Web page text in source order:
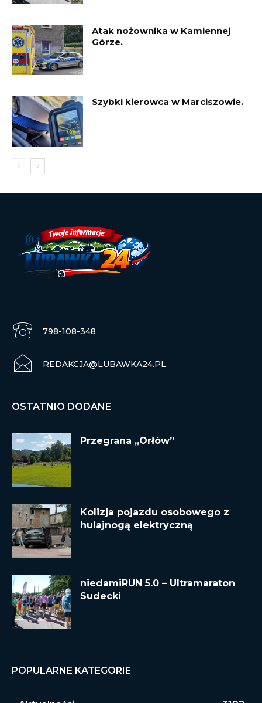
Atak nożownika w Kamiennej
Górze.
Szybki kierowca w Marciszowie.
798-108-348
REDAKCJA@LUBAWKA24.PL
OSTATNIO DODANE
Przegrana „Orłów”
Kolizja pojazdu osobowego z
hulajnogą elektryczną
niedamiRUN 5.0 – Ultramaraton
Sudecki
POPULARNE KATEGORIE